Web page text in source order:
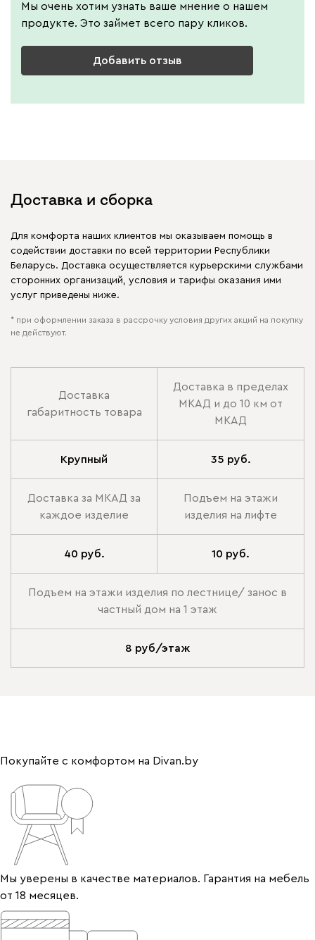
Мы очень хотим узнать ваше мнение о нашем
продукте. Это займет всего пару кликов.
Добавить отзыв
Доставка и сборка
Для комфорта наших клиентов мы оказываем помощь в
содействии доставки по всей территории Республики
Беларусь. Доставка осуществляется курьерскими службами
сторонних организаций, условия и тарифы оказания ими
услуг приведены ниже.
* при оформлении заказа в рассрочку условия других акций на покупку
не действуют.
Доставка
габаритность товара
Доставка в пределах
МКАД и до 10 км от
МКАД
Крупный 35 руб.
Доставка за МКАД за
каждое изделие
Подъем на этажи
изделия на лифте
40 руб. 10 руб.
Подъем на этажи изделия по лестнице/ занос в
частный дом на 1 этаж
8 руб/этаж
Покупайте с комфортом на Divan.by
Мы уверены в качестве материалов. Гарантия на мебель
от 18 месяцев.